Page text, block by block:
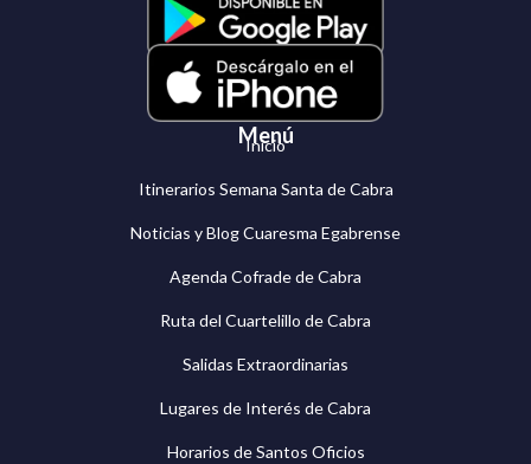
Menú
Inicio
Itinerarios Semana Santa de Cabra
Noticias y Blog Cuaresma Egabrense
Agenda Cofrade de Cabra
Ruta del Cuartelillo de Cabra
Salidas Extraordinarias
Lugares de Interés de Cabra
Horarios de Santos Oficios